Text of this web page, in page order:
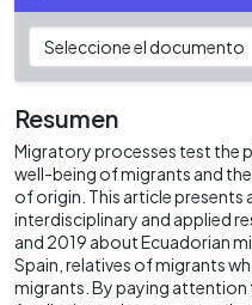
Resumen
Migratory processes test the
well-being of migrants and
of origin. This article presents
interdisciplinary and applied
and 2019 about Ecuadorian
Spain, relatives of migrants
migrants. By paying attention